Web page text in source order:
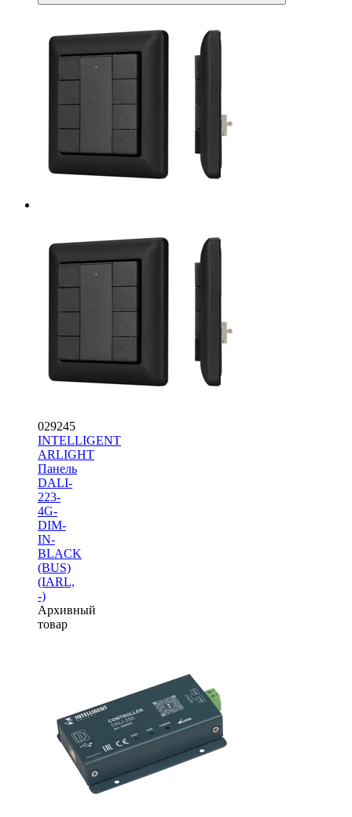
029245
INTELLIGENT
ARLIGHT
Панель
DALI-
223-
4G-
DIM-
IN-
BLACK
(BUS)
(IARL,
-)
Архивный
товар